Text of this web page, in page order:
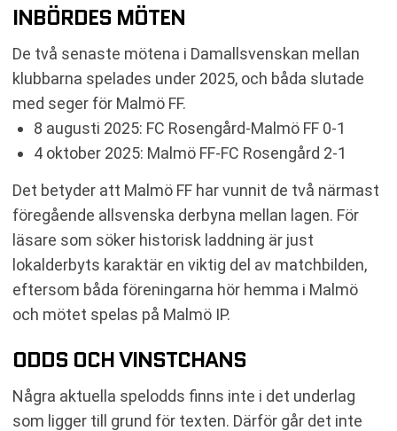
INBÖRDES MÖTEN
De två senaste mötena i Damallsvenskan mellan
klubbarna spelades under 2025, och båda slutade
med seger för Malmö FF.
8 augusti 2025: FC Rosengård-Malmö FF 0-1
4 oktober 2025: Malmö FF-FC Rosengård 2-1
Det betyder att Malmö FF har vunnit de två närmast
föregående allsvenska derbyna mellan lagen. För
läsare som söker historisk laddning är just
lokalderbyts karaktär en viktig del av matchbilden,
eftersom båda föreningarna hör hemma i Malmö
och mötet spelas på Malmö IP.
ODDS OCH VINSTCHANS
Några aktuella spelodds finns inte i det underlag
som ligger till grund för texten. Därför går det inte